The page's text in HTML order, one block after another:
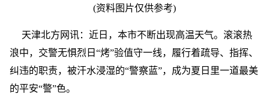
(资料图片仅供参考)
天津北方网讯：近日，本市不断出现高温天气。滚滚热
浪中，交警无惧烈日“烤”验值守一线，履行着疏导、指挥、
纠违的职责，被汗水浸湿的“警察蓝”，成为夏日里一道最美
的平安“警”色。